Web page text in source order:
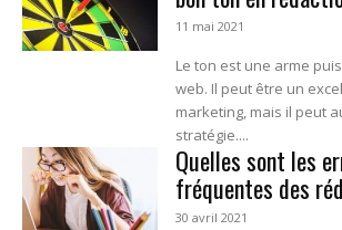
11 mai 2021
Le ton est une arme
web. Il peut être un
marketing, mais il peut
stratégie....
Quelles sont les
fréquentes des
30 avril 2021